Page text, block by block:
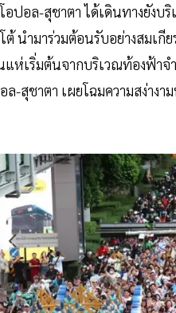
อล-สุชาตา ได้เดินทางยังบ
นำมาร่วมต้อนรับอย่างสมเ
ห่เริ่มต้นจากบริเวณท้องฟ้า
-สุชาตา เผยโฉมความสง่าง